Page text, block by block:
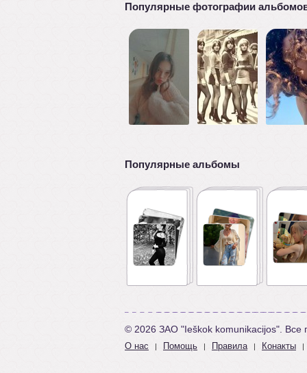
Популярные фотографии
Популярные альбомы
© 2026 ЗАО "Ieškok komunikacijos".
О нас | Помощь | Правила | Конакты |